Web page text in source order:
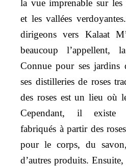
la vue imprenable sur les
et les vallées
dirigeons vers Kalaat
beaucoup l’appellent,
Connue pour ses jardins
ses distilleries de roses
des roses est un lieu où
Cependant, il existe
fabriqués à partir des
pour le corps, du
d’autres produits.